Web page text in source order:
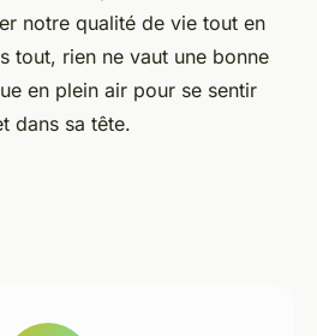
notre qualité de vie tout en
tout, rien ne vaut une bonne
en plein air pour se sentir
dans sa tête.